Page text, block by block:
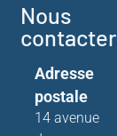
Nous
contacter
Adresse
postale
14 avenue